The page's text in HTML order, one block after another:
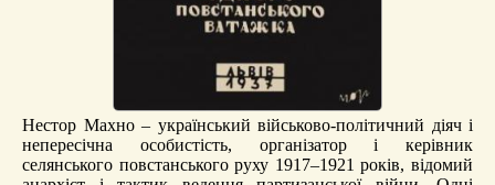
Нестор Махно – український військово-політичний діяч і
непересічна особистість, організатор і керівник
селянського повстанського руху 1917–1921 років, відомий